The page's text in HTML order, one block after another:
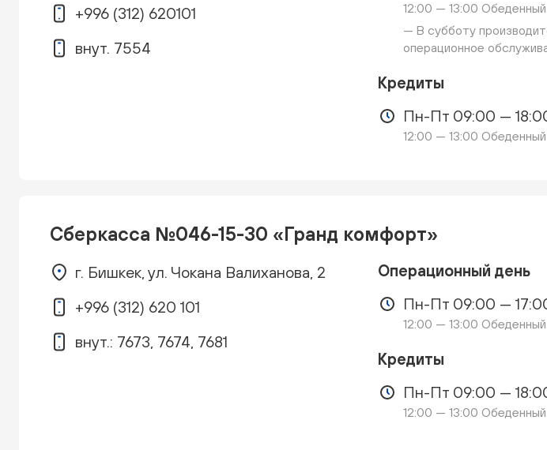
+996 (312) 620101
внут. 7554
12:00 — 13:00
— В субботу
операционное
Кредиты
Пн-Пт 09:00 —
12:00 — 13:00
Сберкасса №046-15-30 «Гранд комфорт»
г. Бишкек, ул. Чокана Валиханова, 2
+996 (312) 620 101
внут.: 7673, 7674, 7681
Операционный день
Пн-Пт 09:00 —
12:00 — 13:00
Кредиты
Пн-Пт 09:00 —
12:00 — 13:00